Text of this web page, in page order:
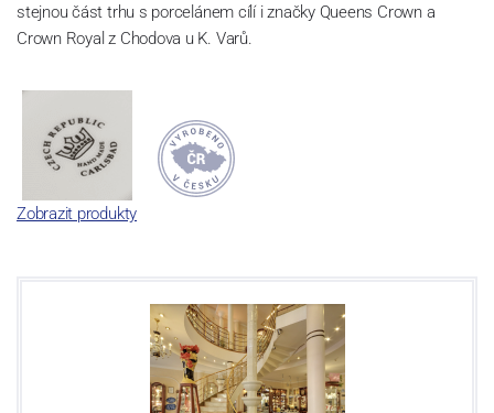
stejnou část trhu s porcelánem cílí i značky Queens Crown a
Crown Royal z Chodova u K. Varů.
Zobrazit produkty